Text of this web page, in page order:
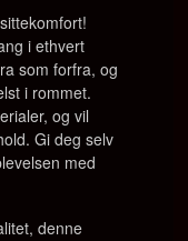
i ethvert
som forfra, og
i rommet.
og vil
Gi deg selv
med
denne